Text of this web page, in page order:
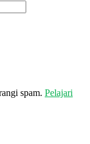
spam. Pelajari